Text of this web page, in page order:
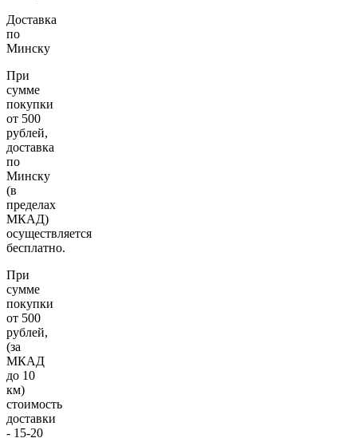
Доставка
по
Минску
При
сумме
покупки
от 500
рублей,
доставка
по
Минску
(в
пределах
МКАД)
осуществляется
бесплатно.
При
сумме
покупки
от 500
рублей,
(за
МКАД
до 10
км)
стоимость
доставки
- 15-20